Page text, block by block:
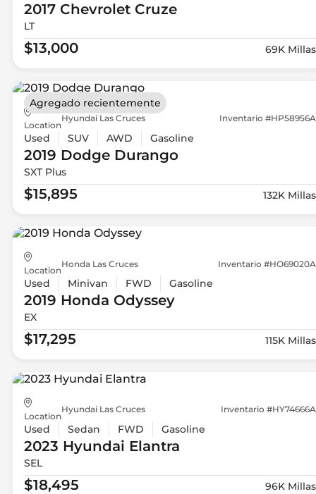
2017 ChevroletCruze
LT
$13,000 69K Millas
Location
Hyundai Las Cruces Inventario #HP58956A
Used SUV AWD Gasoline
2019 DodgeDurango
SXT Plus
$15,895 132K Millas
Agregado recientemente
Location
Honda Las Cruces Inventario #HO69020A
Used Minivan FWD Gasoline
2019 Honda Odyssey
EX
$17,295 115K Millas
Location
Hyundai Las Cruces Inventario #HY74666A
Used Sedan FWD Gasoline
2023 Hyundai Elantra
SEL
$18,495 96K Millas